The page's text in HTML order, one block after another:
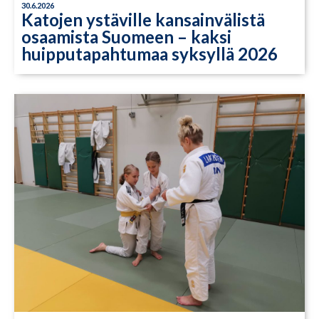
30.6.2026
Katojen ystäville kansainvälistä
osaamista Suomeen – kaksi
huipputapahtumaa syksyllä 2026